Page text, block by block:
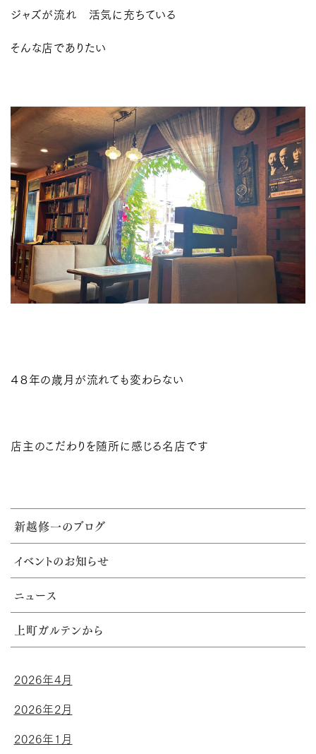
ジャズが流れ 活気に充ちている
そんな店でありたい
４８年の歳月が流れても変わらない
店主のこだわりを随所に感じる名店です
新越修一のブログ
イベントのお知らせ
ニュース
上町ガルテンから
2026年4月
2026年2月
2026年1月